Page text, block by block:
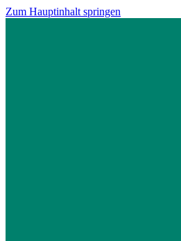
Zum Hauptinhalt springen